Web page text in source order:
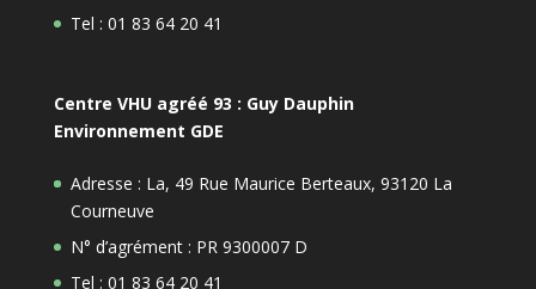
Tel : 01 83 64 20 41
Centre VHU agréé 93 : Guy Dauphin
Environnement GDE
Adresse : La, 49 Rue Maurice Berteaux, 93120 La
Courneuve
N° d’agrément : PR 9300007 D
Tel : 01 83 64 20 41